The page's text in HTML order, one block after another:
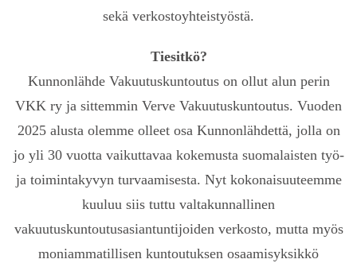
sekä verkostoyhteistyöstä.
Tiesitkö?
Kunnonlähde Vakuutuskuntoutus on ollut alun perin
VKK ry ja sittemmin Verve Vakuutuskuntoutus. Vuoden
2025 alusta olemme olleet osa Kunnonlähdettä, jolla on
jo yli 30 vuotta vaikuttavaa kokemusta suomalaisten työ-
ja toimintakyvyn turvaamisesta. Nyt kokonaisuuteemme
kuuluu siis tuttu valtakunnallinen
vakuutuskuntoutusasiantuntijoiden verkosto, mutta myös
moniammatillisen kuntoutuksen osaamisyksikkö